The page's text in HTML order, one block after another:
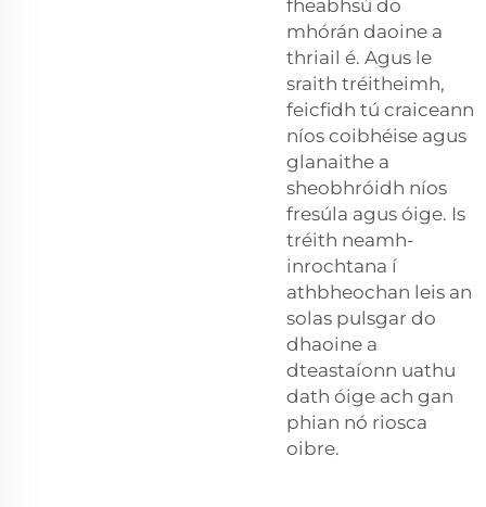
fheabhsú do
mhórán daoine a
thriail é. Agus le
sraith tréitheimh,
feicfidh tú craiceann
níos coibhéise agus
glanaithe a
sheobhróidh níos
fresúla agus óige. Is
tréith neamh-
inrochtana í
athbheochan leis an
solas pulsgar do
dhaoine a
dteastaíonn uathu
dath óige ach gan
phian nó riosca
oibre.